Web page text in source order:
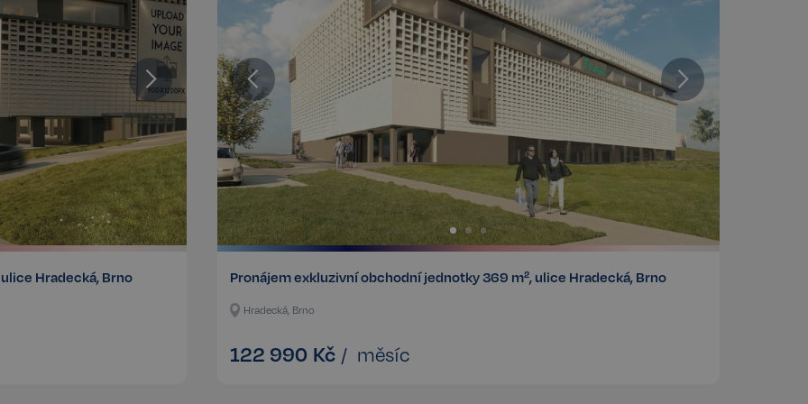
Hradecká, Brno Pronájem exkluzivní obchodní jednotky 369 m², ulice Hradecká, Brno
Hradecká, Brno
122 990 Kč / měsíc
Zaznamenává údaje o souhlasu návštěvníka s různými
zásadami ochrany osobních údajů a nastavením, které
zajistí, že jejich preference budou v budoucích sezeních
respektovány.
Storage type
Popis
Místní úložiště
Úložiště relace
Místní úložiště
Místní úložiště
Místní úložiště
Vyprší